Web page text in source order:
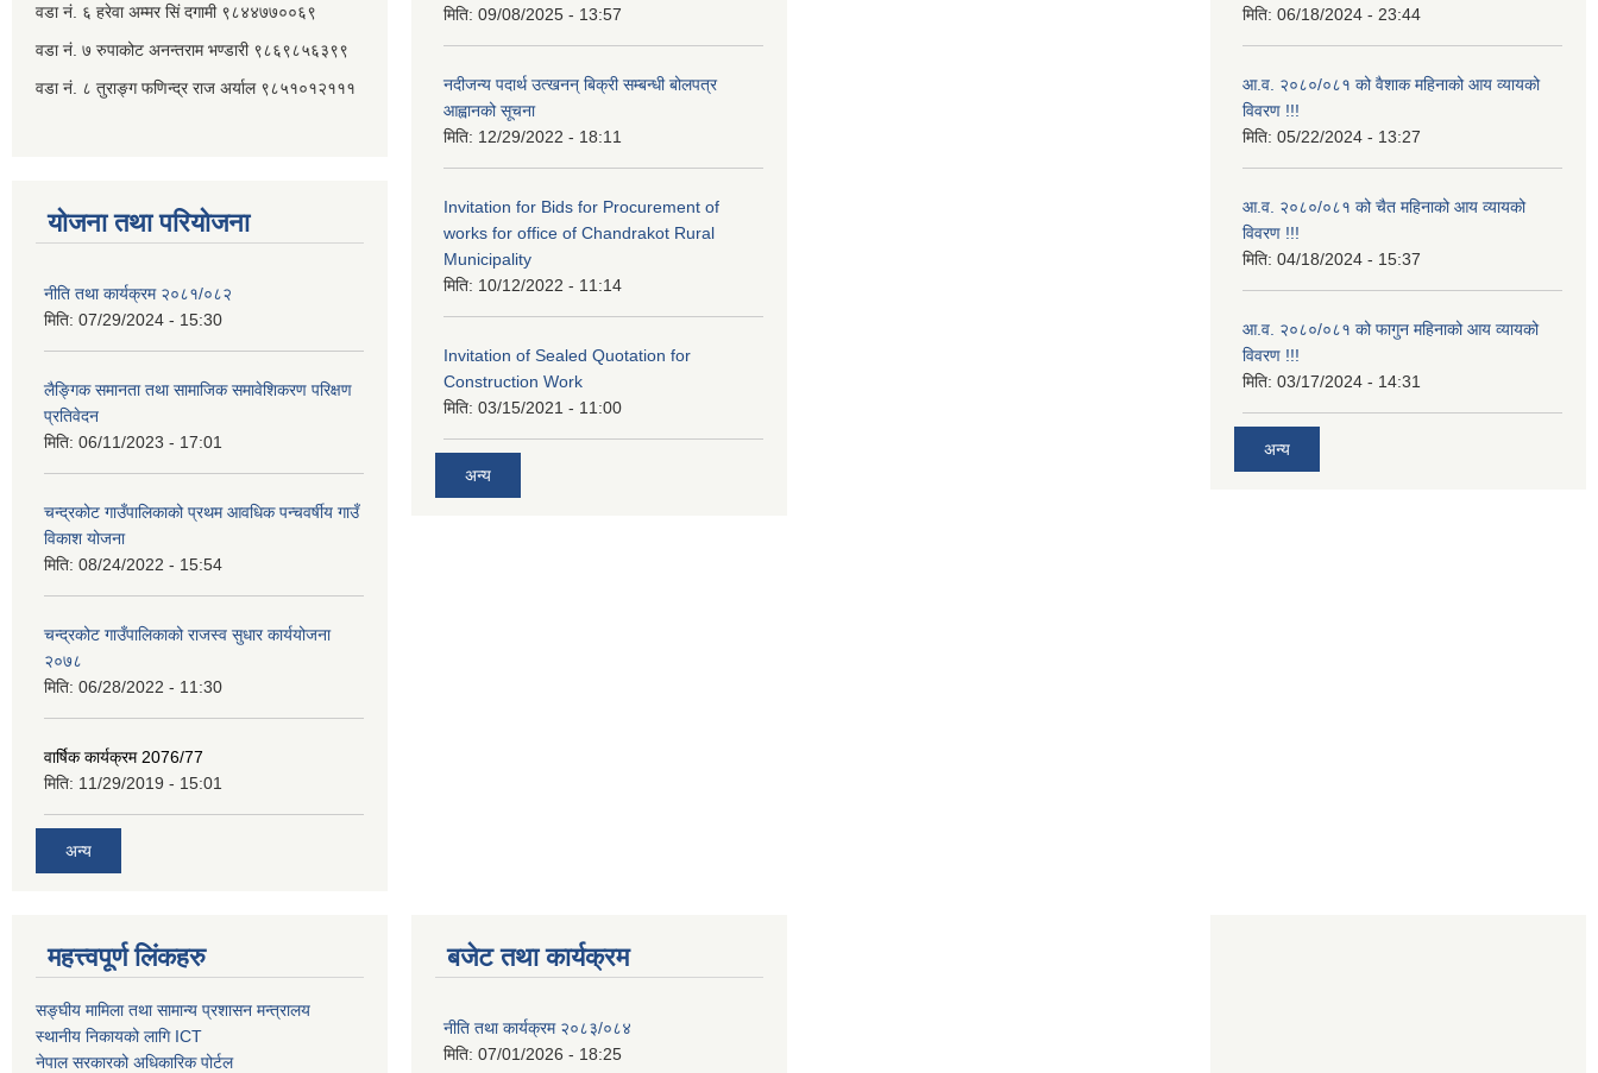
वडा नं. ६ हरेवा अम्मर सिं दगामी​ ९८४४७७००६९
वडा नं. ७ ‌‍रुपाकोट अनन्तराम भण्डारी ९८६९८५६३९९
वडा नं. ८ तुराङ्ग फणिन्द्र राज अर्याल ९८५१०१२१११
योजना तथा परियोजना
नीति तथा कार्यक्रम २०८१/०८२
मिति: 07/29/2024 - 15:30
लैङ्गिक समानता तथा सामाजिक समावेशिकरण परिक्षण
प्रतिवेदन
मिति: 06/11/2023 - 17:01
चन्द्रकोट गाउँपालिकाको प्रथम आवधिक पन्चवर्षीय गाउँ
विकाश योजना
मिति: 08/24/2022 - 15:54
चन्द्रकोट गाउँपालिकाको राजस्व सुधार कार्ययोजना
२०७८
मिति: 06/28/2022 - 11:30
वार्षिक कार्यक्रम 2076/77
मिति: 11/29/2019 - 15:01
अन्य
मिति: 09/08/2025 - 13:57
नदीजन्य पदार्थ उत्खनन् बिक्री सम्बन्धी बोलपत्र
आह्वानको सूचना
मिति: 12/29/2022 - 18:11
Invitation for Bids for Procurement of
works for office of Chandrakot Rural
Municipality
मिति: 10/12/2022 - 11:14
Invitation of Sealed Quotation for
Construction Work
मिति: 03/15/2021 - 11:00
अन्य
मिति: 06/18/2024 - 23:44
आ.व. २०८०/०८१ को वैशाक महिनाको आय व्यायको
विवरण !!!
मिति: 05/22/2024 - 13:27
आ.व. २०८०/०८१ को चैत महिनाको आय व्यायको
विवरण !!!
मिति: 04/18/2024 - 15:37
आ.व. २०८०/०८१ को फागुन महिनाको आय व्यायको
विवरण !!!
मिति: 03/17/2024 - 14:31
अन्य
महत्त्वपूर्ण लिंकहरु
सङ्घीय मामिला तथा सामान्य प्रशासन मन्त्रालय
स्थानीय निकायको लागि ICT
नेपाल सरकारको अधिकारिक पोर्टल
बजेट तथा कार्यक्रम
नीति तथा कार्यक्रम २०८३/०८४
मिति: 07/01/2026 - 18:25